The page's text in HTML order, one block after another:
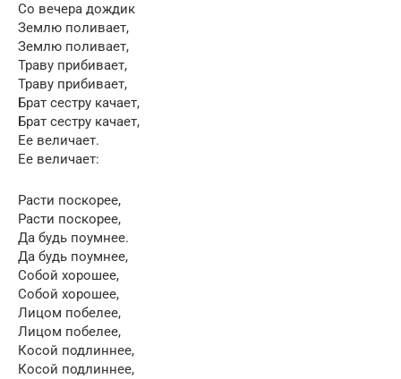
Со вечера дождик
Землю поливает,
Землю поливает,
Траву прибивает,
Траву прибивает,
Брат сестру качает,
Брат сестру качает,
Ее величает.
Ее величает:
Расти поскорее,
Расти поскорее,
Да будь поумнее.
Да будь поумнее,
Собой хорошее,
Собой хорошее,
Лицом побелее,
Лицом побелее,
Косой подлиннее,
Косой подлиннее,